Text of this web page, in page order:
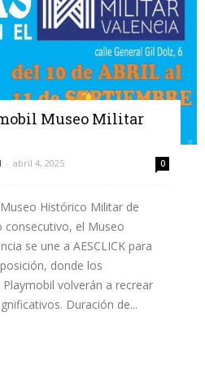
Museo Militar
- abril 4, 2025 0
Histórico Militar de
consecutivo, el Museo
se une a AESCLICK para
donde los
volverán a recrear
Duración de...